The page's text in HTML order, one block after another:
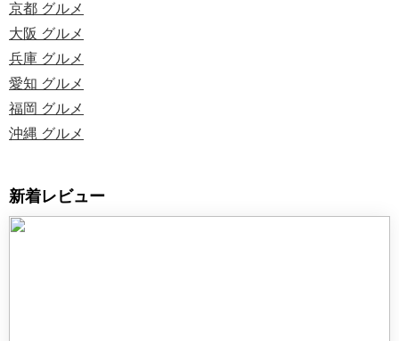
京都 グルメ
大阪 グルメ
兵庫 グルメ
愛知 グルメ
福岡 グルメ
沖縄 グルメ
新着レビュー